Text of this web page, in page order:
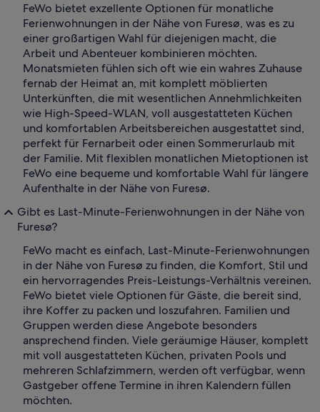
FeWo bietet exzellente Optionen für monatliche
Ferienwohnungen in der Nähe von Furesø, was es zu
einer großartigen Wahl für diejenigen macht, die
Arbeit und Abenteuer kombinieren möchten.
Monatsmieten fühlen sich oft wie ein wahres Zuhause
fernab der Heimat an, mit komplett möblierten
Unterkünften, die mit wesentlichen Annehmlichkeiten
wie High-Speed-WLAN, voll ausgestatteten Küchen
und komfortablen Arbeitsbereichen ausgestattet sind,
perfekt für Fernarbeit oder einen Sommerurlaub mit
der Familie. Mit flexiblen monatlichen Mietoptionen ist
FeWo eine bequeme und komfortable Wahl für längere
Aufenthalte in der Nähe von Furesø.
Gibt es Last-Minute-Ferienwohnungen in der Nähe von
Furesø?
FeWo macht es einfach, Last-Minute-Ferienwohnungen
in der Nähe von Furesø zu finden, die Komfort, Stil und
ein hervorragendes Preis-Leistungs-Verhältnis vereinen.
FeWo bietet viele Optionen für Gäste, die bereit sind,
ihre Koffer zu packen und loszufahren. Familien und
Gruppen werden diese Angebote besonders
ansprechend finden. Viele geräumige Häuser, komplett
mit voll ausgestatteten Küchen, privaten Pools und
mehreren Schlafzimmern, werden oft verfügbar, wenn
Gastgeber offene Termine in ihren Kalendern füllen
möchten.